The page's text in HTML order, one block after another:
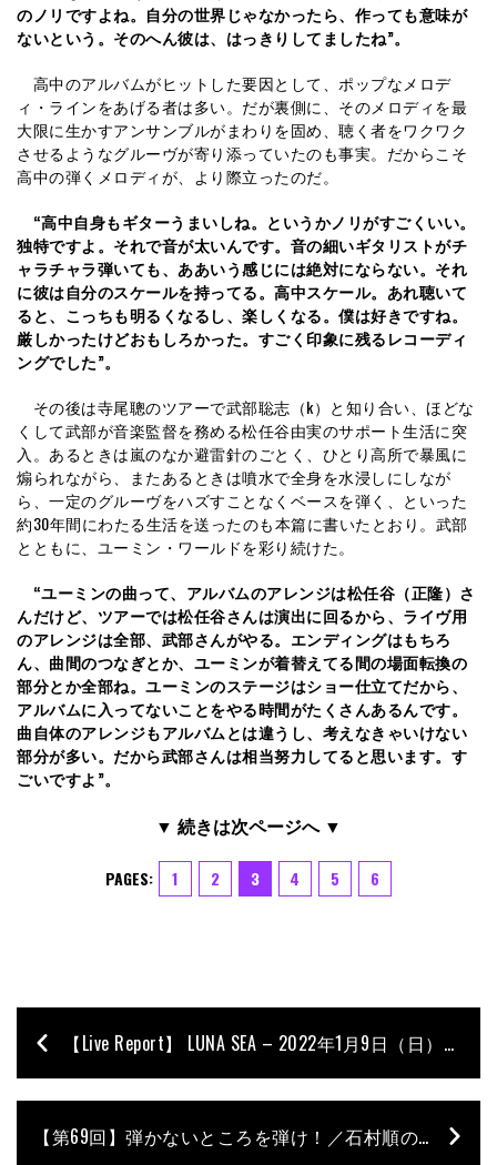
のノリですよね。自分の世界じゃなかったら、作っても意味が
ないという。そのへん彼は、はっきりしてましたね”。
高中のアルバムがヒットした要因として、ポップなメロデ
ィ・ラインをあげる者は多い。だが裏側に、そのメロディを最
大限に生かすアンサンブルがまわりを固め、聴く者をワクワク
させるようなグルーヴが寄り添っていたのも事実。だからこそ
高中の弾くメロディが、より際立ったのだ。
“高中自身もギターうまいしね。というかノリがすごくいい。
独特ですよ。それで音が太いんです。音の細いギタリストがチ
ャラチャラ弾いても、ああいう感じには絶対にならない。それ
に彼は自分のスケールを持ってる。高中スケール。あれ聴いて
ると、こっちも明るくなるし、楽しくなる。僕は好きですね。
厳しかったけどおもしろかった。すごく印象に残るレコーディ
ングでした”。
その後は寺尾聰のツアーで武部聡志（k）と知り合い、ほどな
くして武部が音楽監督を務める松任谷由実のサポート生活に突
入。あるときは嵐のなか避雷針のごとく、ひとり高所で暴風に
煽られながら、またあるときは噴水で全身を水浸しにしなが
ら、一定のグルーヴをハズすことなくベースを弾く、といった
約30年間にわたる生活を送ったのも本篇に書いたとおり。武部
とともに、ユーミン・ワールドを彩り続けた。
“ユーミンの曲って、アルバムのアレンジは松任谷（正隆）さ
んだけど、ツアーでは松任谷さんは演出に回るから、ライヴ用
のアレンジは全部、武部さんがやる。エンディングはもちろ
ん、曲間のつなぎとか、ユーミンが着替えてる間の場面転換の
部分とか全部ね。ユーミンのステージはショー仕立てだから、
アルバムに入ってないことをやる時間がたくさんあるんです。
曲自体のアレンジもアルバムとは違うし、考えなきゃいけない
部分が多い。だから武部さんは相当努力してると思います。す
ごいですよ”。
▼ 続きは次ページへ ▼
PAGES: 1 2 3 4 5 6
【Live Report】 LUNA SEA – 2022年1月9日（日）／さいたまスーパーアリーナ
【第69回】弾かないところを弾け！／石村順の低音よろず相談所 〜Jun’s Bass Clinic〜